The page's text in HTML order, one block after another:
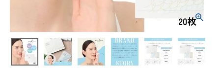
新商品
カテゴリーから探す